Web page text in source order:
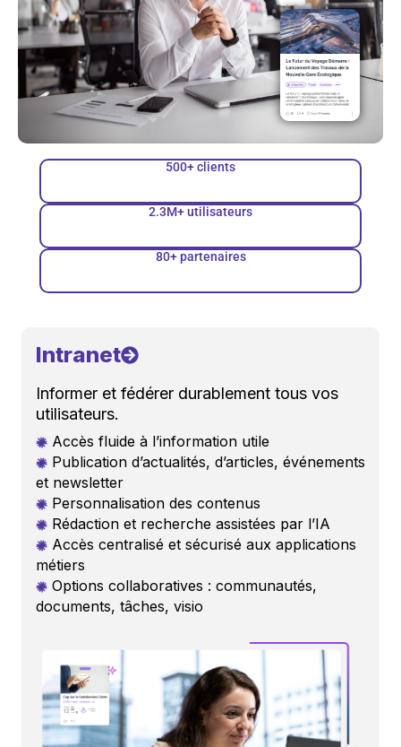
500+ clients
2.3M+ utilisateurs
80+ partenaires
Intranet
Informer et fédérer durablement tous vos
utilisateurs.
Accès fluide à l’information utile
Publication d’actualités, d’articles, événements
et newsletter
Personnalisation des contenus
Rédaction et recherche assistées par l’IA
Accès centralisé et sécurisé aux applications
métiers
Options collaboratives : communautés,
documents, tâches, visio